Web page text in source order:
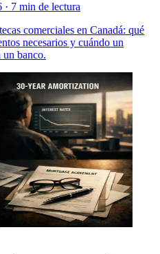
· 7 min de lectura
comerciales en Canadá: qué
necesarios y cuándo un
un banco.